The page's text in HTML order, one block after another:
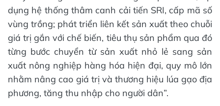
dụng hệ thống thâm canh cải tiến SRI, cấp mã số
vùng trồng; phát triển liên kết sản xuất theo chuỗi
giá trị gắn với chế biến, tiêu thụ sản phẩm qua đó
từng bước chuyển từ sản xuất nhỏ lẻ sang sản
xuất nông nghiệp hàng hóa hiện đại, quy mô lớn
nhằm nâng cao giá trị và thương hiệu lúa gạo địa
phương, tăng thu nhập cho người dân”.